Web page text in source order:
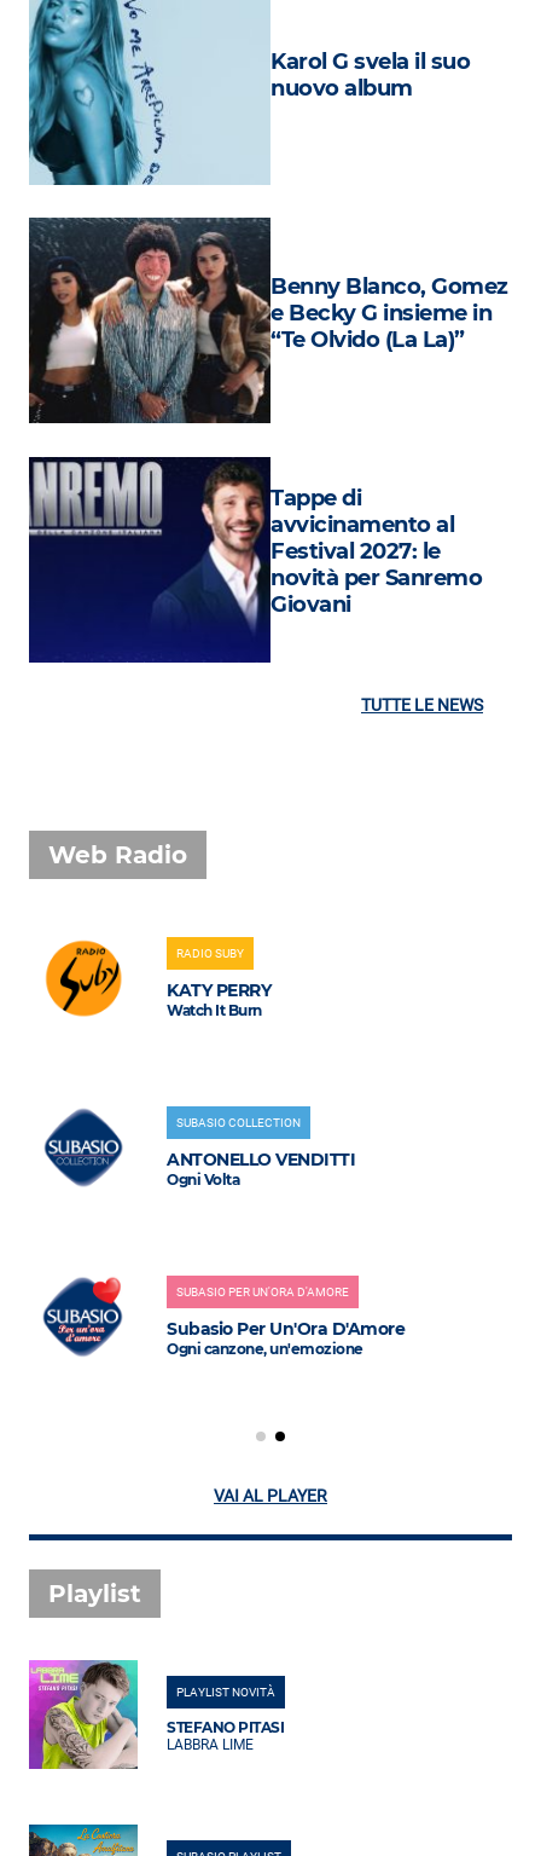
Cultura
Attualità
Costume
Extra
Eventi
Karol G svela il suo
nuovo album
Benny Blanco, Gomez
e Becky G insieme in
“Te Olvido (La La)”
Tappe di
avvicinamento al
Festival 2027: le
novità per Sanremo
Giovani
TUTTE LE NEWS
Web Radio
RADIO SUBY
KATY PERRY
Watch It Burn
SUBASIO COLLECTION
ANTONELLO VENDITTI
Ogni Volta
SUBASIO PER UN'ORA D'AMORE
Subasio Per Un'Ora D'Amore
Ogni canzone, un'emozione
VAI AL PLAYER
Playlist
PLAYLIST NOVITÀ
STEFANO PITASI
LABBRA LIME